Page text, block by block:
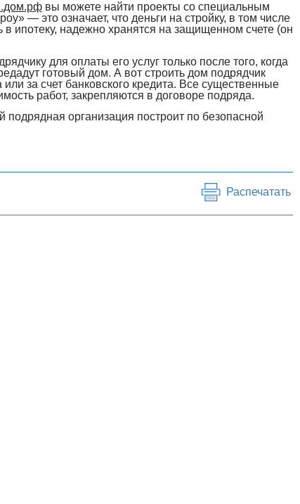
вы можете найти проекты со специальным
— это означает, что деньги на стройку, в том числе
в ипотеку, надежно хранятся на защищенном счете (он
для оплаты его услуг только после того, когда
готовый дом. А вот строить дом подрядчик
или за счет банковского кредита. Все существенные
работ, закрепляются в договоре подряда.
подрядная организация построит по безопасной
Распечатать